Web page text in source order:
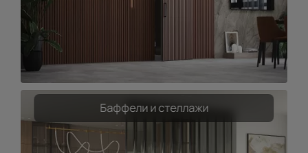
Баффели и стеллажи